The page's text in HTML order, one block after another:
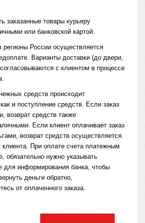
заказанные товары курьеру
или банковской картой.
регионы России осуществляется
Варианты доставки (до двери,
с клиентом в процессе
средств происходит
и поступление средств. Если заказ
возврат средств также
Если клиент оплачивает заказ
возврат средств осуществляется
При оплате счета платежным
обязательно нужно указывать
для информирования банка, чтобы
деньги обратно,
от оплаченного заказа.